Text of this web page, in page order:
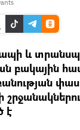
և
բակային
է